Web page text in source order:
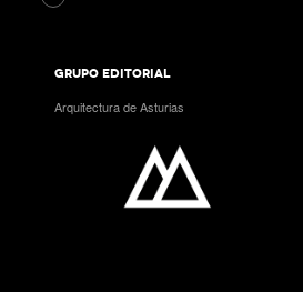
GRUPO EDITORIAL
Arquitectura de Asturias